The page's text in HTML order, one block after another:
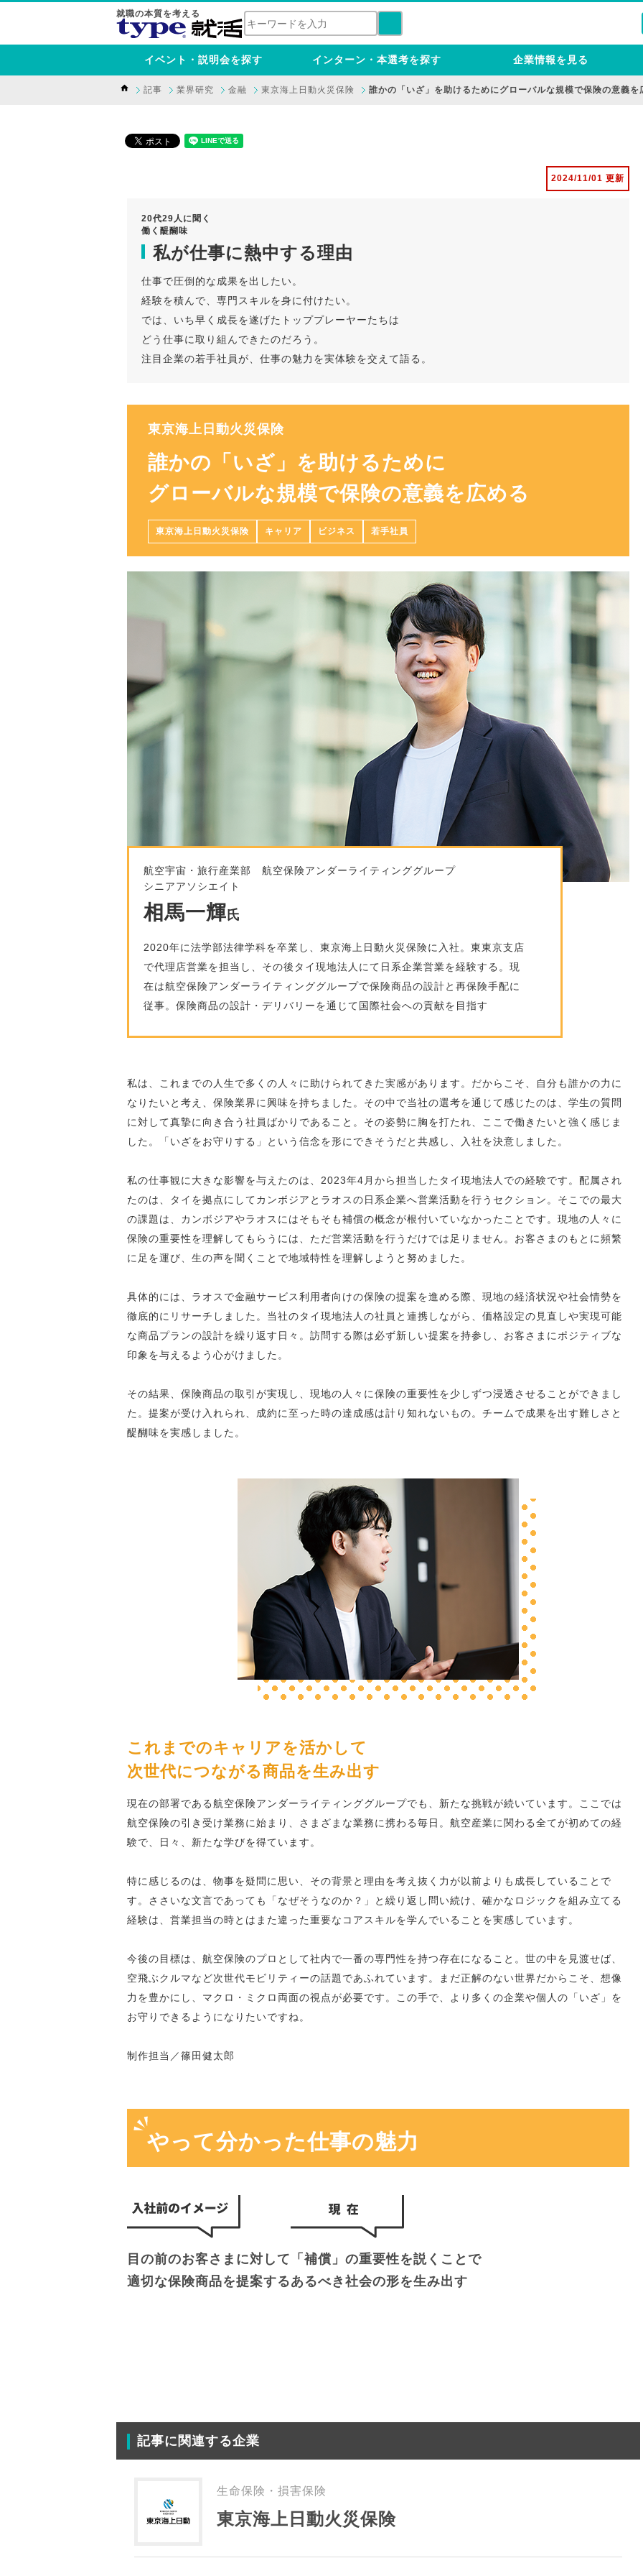
就職の本質を考える
イベント・説明会を探す インターン・本選考を探す 企業情報を見る
記事 業界研究 金融 東京海上日動火災保険 誰かの「いざ」を助けるためにグローバルな規模で保険の意義を
2024/11/01 更新
20代29人に聞く
働く醍醐味
私が仕事に熱中する理由
仕事で圧倒的な成果を出したい。
経験を積んで、専門スキルを身に付けたい。
では、いち早く成長を遂げたトッププレーヤーたちは
どう仕事に取り組んできたのだろう。
注目企業の若手社員が、仕事の魅力を実体験を交えて語る。
東京海上日動火災保険
誰かの「いざ」を助けるために
グローバルな規模で保険の意義を広める
東京海上日動火災保険 キャリア ビジネス 若手社員
航空宇宙・旅行産業部 航空保険アンダーライティンググループ
シニアアソシエイト
相馬一輝 氏
2020年に法学部法律学科を卒業し、東京海上日動火災保険に入社。東東京支店
で代理店営業を担当し、その後タイ現地法人にて日系企業営業を経験する。現
在は航空保険アンダーライティンググループで保険商品の設計と再保険手配に
従事。保険商品の設計・デリバリーを通じて国際社会への貢献を目指す
私は、これまでの人生で多くの人々に助けられてきた実感があります。だからこそ、自分も誰かの力に
なりたいと考え、保険業界に興味を持ちました。その中で当社の選考を通じて感じたのは、学生の質問
に対して真摯に向き合う社員ばかりであること。その姿勢に胸を打たれ、ここで働きたいと強く感じま
した。「いざをお守りする」という信念を形にできそうだと共感し、入社を決意しました。
私の仕事観に大きな影響を与えたのは、2023年4月から担当したタイ現地法人での経験です。配属され
たのは、タイを拠点にしてカンボジアとラオスの日系企業へ営業活動を行うセクション。そこでの最大
の課題は、カンボジアやラオスにはそもそも補償の概念が根付いていなかったことです。現地の人々に
保険の重要性を理解してもらうには、ただ営業活動を行うだけでは足りません。お客さまのもとに頻繁
に足を運び、生の声を聞くことで地域特性を理解しようと努めました。
具体的には、ラオスで金融サービス利用者向けの保険の提案を進める際、現地の経済状況や社会情勢を
徹底的にリサーチしました。当社のタイ現地法人の社員と連携しながら、価格設定の見直しや実現可能
な商品プランの設計を繰り返す日々。訪問する際は必ず新しい提案を持参し、お客さまにポジティブな
印象を与えるよう心がけました。
その結果、保険商品の取引が実現し、現地の人々に保険の重要性を少しずつ浸透させることができまし
た。提案が受け入れられ、成約に至った時の達成感は計り知れないもの。チームで成果を出す難しさと
醍醐味を実感しました。
これまでのキャリアを活かして
次世代につながる商品を生み出す
現在の部署である航空保険アンダーライティンググループでも、新たな挑戦が続いています。ここでは
航空保険の引き受け業務に始まり、さまざまな業務に携わる毎日。航空産業に関わる全てが初めての経
験で、日々、新たな学びを得ています。
特に感じるのは、物事を疑問に思い、その背景と理由を考え抜く力が以前よりも成長していることで
す。ささいな文言であっても「なぜそうなのか？」と繰り返し問い続け、確かなロジックを組み立てる
経験は、営業担当の時とはまた違った重要なコアスキルを学んでいることを実感しています。
今後の目標は、航空保険のプロとして社内で一番の専門性を持つ存在になること。世の中を見渡せば、
空飛ぶクルマなど次世代モビリティーの話題であふれています。まだ正解のない世界だからこそ、想像
力を豊かにし、マクロ・ミクロ両面の視点が必要です。この手で、より多くの企業や個人の「いざ」を
お守りできるようになりたいですね。
制作担当／篠田健太郎
やって分かった仕事の魅力
目の前のお客さまに対して
適切な保険商品を提案する
「補償」の重要性を説くことで
あるべき社会の形を生み出す
記事に関連する企業
生命保険・損害保険
東京海上日動火災保険